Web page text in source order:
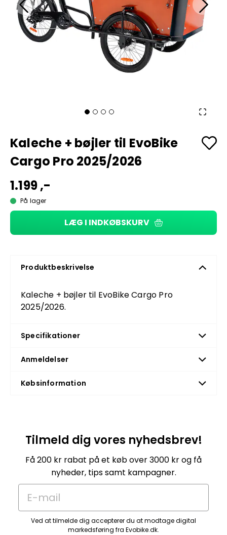
Kaleche + bøjler til EvoBike
Cargo Pro 2025/2026
1.199 ,-
På lager
LÆG I INDKØBSKURV
Produktbeskrivelse
Kaleche + bøjler til EvoBike Cargo Pro
2025/2026.
Specifikationer
Anmeldelser
Købsinformation
Tilmeld dig vores nyhedsbrev!
Få 200 kr rabat på et køb over 3000 kr og få
nyheder, tips samt kampagner.
E-mail
Ved at tilmelde dig accepterer du at modtage digital
markedsføring fra Evobike.dk.